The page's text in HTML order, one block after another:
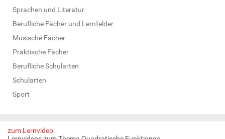
Sprachen und Literatur
Berufliche Fächer und Lernfelder
Musische Fächer
Praktische Fächer
Berufliche Schularten
Schularten
Sport
zum Lernvideo